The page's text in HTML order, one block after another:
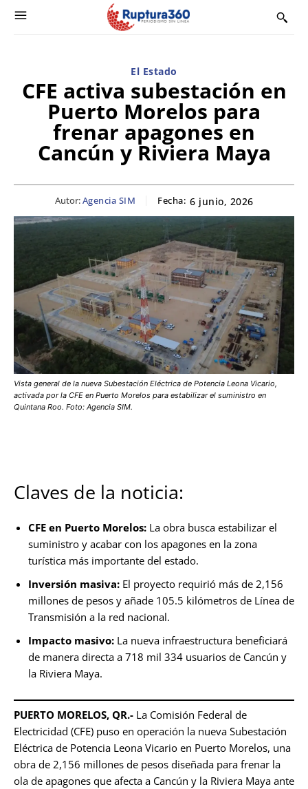
El Estado
CFE activa subestación en
Puerto Morelos para
frenar apagones en
Cancún y Riviera Maya
Autor:Agencia SIM Fecha: 6 junio, 2026
Vista general de la nueva Subestación Eléctrica de Potencia Leona Vicario,
activada por la CFE en Puerto Morelos para estabilizar el suministro en
Quintana Roo. Foto: Agencia SIM.
Claves de la noticia:
CFE en Puerto Morelos: La obra busca estabilizar el
suministro y acabar con los apagones en la zona
turística más importante del estado.
Inversión masiva: El proyecto requirió más de 2,156
millones de pesos y añade 105.5 kilómetros de Línea de
Transmisión a la red nacional.
Impacto masivo: La nueva infraestructura beneficiará
de manera directa a 718 mil 334 usuarios de Cancún y
la Riviera Maya.
PUERTO MORELOS, QR.- La Comisión Federal de
Electricidad (CFE) puso en operación la nueva Subestación
Eléctrica de Potencia Leona Vicario en Puerto Morelos, una
obra de 2,156 millones de pesos diseñada para frenar la
ola de apagones que afecta a Cancún y la Riviera Maya ante